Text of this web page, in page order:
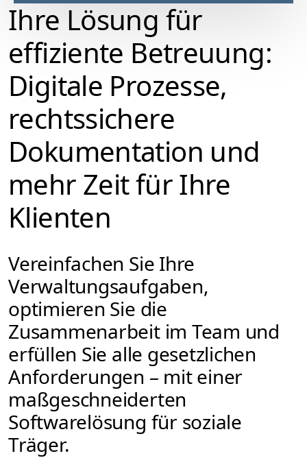
Ihre Lösung für
effiziente Betreuung:
Digitale Prozesse,
rechtssichere
Dokumentation und
mehr Zeit für Ihre
Klienten
Vereinfachen Sie Ihre
Verwaltungsaufgaben,
optimieren Sie die
Zusammenarbeit im Team und
erfüllen Sie alle gesetzlichen
Anforderungen – mit einer
maßgeschneiderten
Softwarelösung für soziale
Träger.